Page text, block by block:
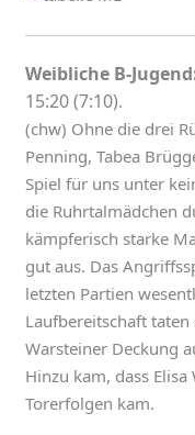
Weibliche B-
15:20 (7:10).
(chw) Ohne die drei
Penning, Tabea
Spiel für uns unter
die Ruhrtalmädchen
kämpferisch starke
gut aus. Das
letzten Partien
Laufbereitschaft
Warsteiner Deckung
Hinzu kam, dass
Torerfolgen kam.